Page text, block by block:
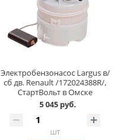
Электробензонасос Largus в/
сб дв. Renault /172024388R/,
СтартВольт в Омске
5 045 руб.
шт